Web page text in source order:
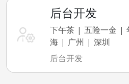
后台开发
下午茶 五险一金
海
广州
深圳
后台开发